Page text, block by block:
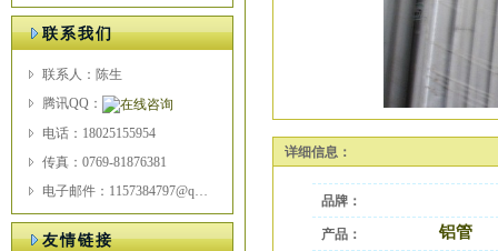
联系我们
联系人：陈生
腾讯QQ：
电话：18025155954
传真：0769-81876381
电子邮件：1157384797@qq.com
友情链接
详细信息：
品牌：
产品： 铝管